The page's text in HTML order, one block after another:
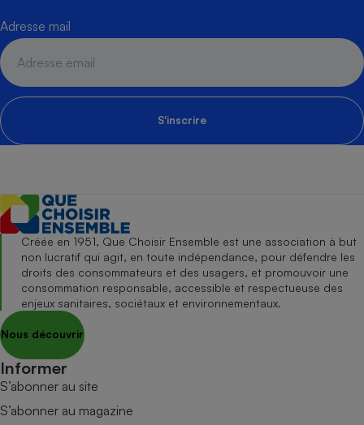
Adresse mail
S'inscrire
Créée en 1951, Que Choisir Ensemble est une association à but
non lucratif qui agit, en toute indépendance, pour défendre les
droits des consommateurs et des usagers, et promouvoir une
consommation responsable, accessible et respectueuse des
enjeux sanitaires, sociétaux et environnementaux.
Nous découvrir
Informer
S’abonner au site
S’abonner au magazine